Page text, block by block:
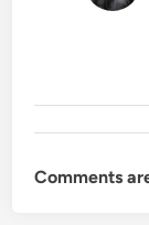
Comments